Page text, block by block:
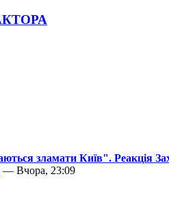
зламати Київ". Реакція
— Вчора, 23:09